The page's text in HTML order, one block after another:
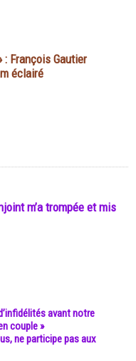
: François Gautier
éclairé
m’a trompée et mis
avant notre
couple »
ne participe pas aux